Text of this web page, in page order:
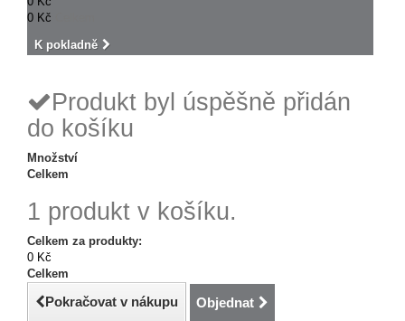
0 Kč
K pokladně
Produkt byl úspěšně přidán
do košíku
Množství
Celkem
1 produkt v košíku.
Celkem za produkty:
0 Kč
Celkem
Pokračovat v nákupu Objednat